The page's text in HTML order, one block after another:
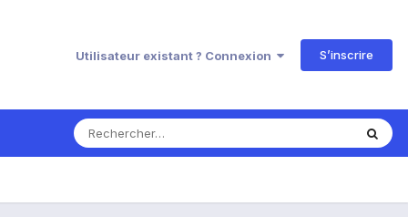
Utilisateur existant ? Connexion S’inscrire